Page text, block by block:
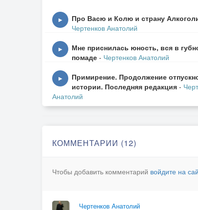
– Дай мудрости, Отче!
И ответил Господь мне:
Боль, взывающая между строчек –
В песне русской заглавная роль!
Страшно жить на мальчишеских веках,
А на девичьих – страшно вдвойне!
▶ Про Васю и Колю и страну
Чертенков Анатолий
▶
Мне приснилась юность, вся в
помаде - Чертенков Анатолий
▶
Примирение. Продолжение
истории. Последняя редакция -
Анатолий
КОММЕНТАРИИ (12)
Чтобы добавить комментарий войдите на
Чертенков Анатолий